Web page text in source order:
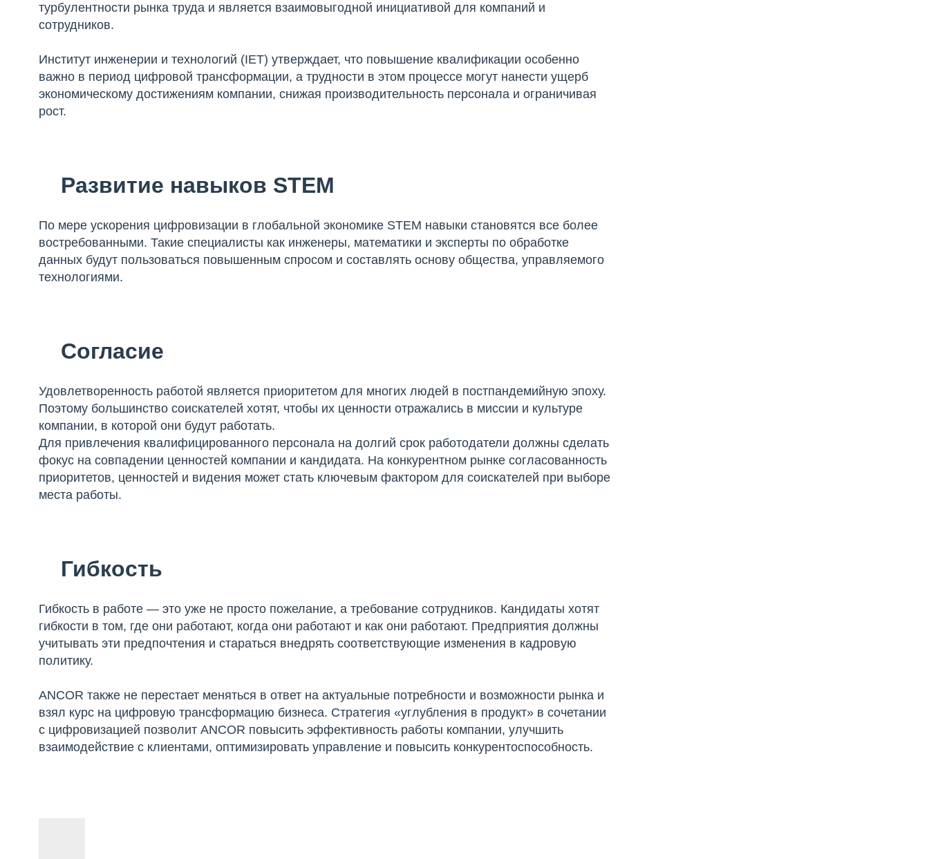
турбулентности рынка труда и является взаимовыгодной инициативой для компаний и
сотрудников.
Институт инженерии и технологий (IET) утверждает, что повышение квалификации особенно
важно в период цифровой трансформации, а трудности в этом процессе могут нанести ущерб
экономическому достижениям компании, снижая производительность персонала и ограничивая
рост.
Развитие навыков STEM
По мере ускорения цифровизации в глобальной экономике STEM навыки становятся все более
востребованными. Такие специалисты как инженеры, математики и эксперты по обработке
данных будут пользоваться повышенным спросом и составлять основу общества, управляемого
технологиями.
Согласие
Удовлетворенность работой является приоритетом для многих людей в постпандемийную эпоху.
Поэтому большинство соискателей хотят, чтобы их ценности отражались в миссии и культуре
компании, в которой они будут работать.
Для привлечения квалифицированного персонала на долгий срок работодатели должны сделать
фокус на совпадении ценностей компании и кандидата. На конкурентном рынке согласованность
приоритетов, ценностей и видения может стать ключевым фактором для соискателей при выборе
места работы.
Гибкость
Гибкость в работе — это уже не просто пожелание, а требование сотрудников. Кандидаты хотят
гибкости в том, где они работают, когда они работают и как они работают. Предприятия должны
учитывать эти предпочтения и стараться внедрять соответствующие изменения в кадровую
политику.
ANCOR также не перестает меняться в ответ на актуальные потребности и возможности рынка и
взял курс на цифровую трансформацию бизнеса. Стратегия «углубления в продукт» в сочетании
с цифровизацией позволит ANCOR повысить эффективность работы компании, улучшить
взаимодействие с клиентами, оптимизировать управление и повысить конкурентоспособность.